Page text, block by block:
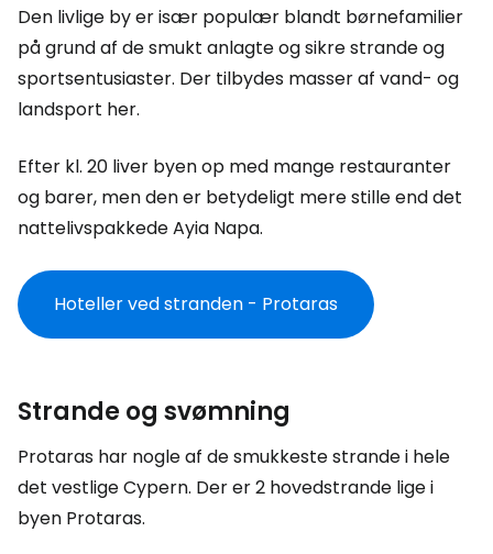
Den livlige by er især populær blandt børnefamilier
på grund af de smukt anlagte og sikre strande og
sportsentusiaster. Der tilbydes masser af vand- og
landsport her.
Efter kl. 20 liver byen op med mange restauranter
og barer, men den er betydeligt mere stille end det
nattelivspakkede Ayia Napa.
Hoteller ved stranden - Protaras
Strande og svømning
Protaras har nogle af de smukkeste strande i hele
det vestlige Cypern. Der er 2 hovedstrande lige i
byen Protaras.